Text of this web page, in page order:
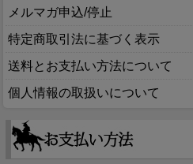
メルマガ申込/停止
特定商取引法に基づく表示
送料とお支払い方法について
個人情報の取扱いについて